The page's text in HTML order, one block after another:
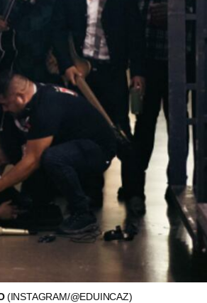
(INSTAGRAM/@EDUINCAZ)